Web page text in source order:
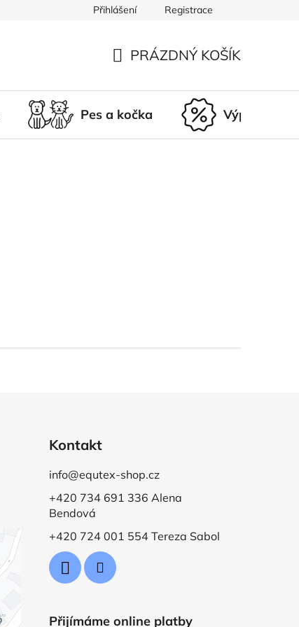
Doprava a platba Nepřevzetí zásilky
Přihlášení Registrace
KOŠÍK
PRÁZDNÝ KOŠÍK
Pes a kočka Výprodej
Kontakt
info@equtex-shop.cz
+420 734 691 336 Alena
Bendová
+420 724 001 554 Tereza Sabol
Přijímáme online platby